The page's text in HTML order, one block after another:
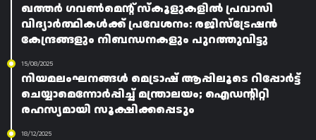
ഖത്തർ ഗവൺമെന്റ് സ്കൂളുകളിൽ പ്രവാസി
വിദ്യാർത്ഥികൾക്ക് പ്രവേശനം: രജിസ്ട്രേഷൻ
കേന്ദ്രങ്ങളും നിബന്ധനകളും പുറത്തുവിട്ടു
15/08/2025
നിയമലംഘനങ്ങൾ മെട്രാഷ് ആപ്പിലൂടെ റിപ്പോർട്ട്
ചെയ്യാമെന്നോർപ്പിച്ച് മന്ത്രാലയം; ഐഡന്റിറ്റി
രഹസ്യമായി സൂക്ഷിക്കപ്പെടും
18/12/2025